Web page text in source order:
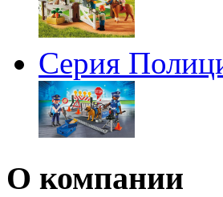
Серия
О компании